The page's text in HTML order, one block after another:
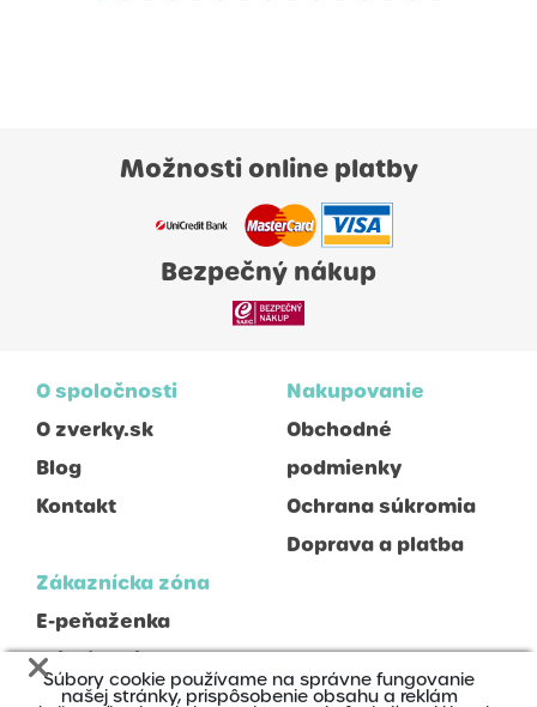
Možnosti online platby
Bezpečný nákup
O spoločnosti
O zverky.sk
Blog
Kontakt
Nakupovanie
Obchodné
podmienky
Ochrana súkromia
Doprava a platba
Zákaznícka zóna
E-peňaženka
Prihlásenie
Registrácia
Súbory cookie používame na správne fungovanie
našej stránky, prispôsobenie obsahu a reklám